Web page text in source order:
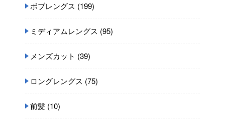
ボブレングス (199)
ミディアムレングス (95)
メンズカット (39)
ロングレングス (75)
前髪 (10)